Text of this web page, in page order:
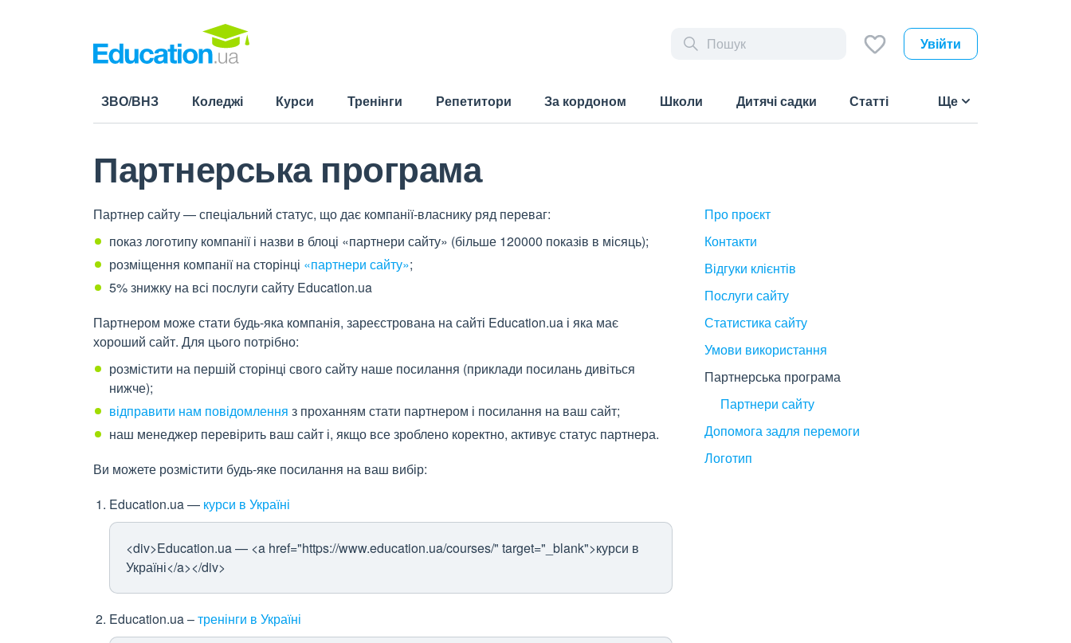
Увійти
ЗВО/ВНЗ Коледжі Курси Тренінги Репетитори За кордоном Школи Дитячі садки Статті Ще
Партнерська програма
Партнер сайту — спеціальний статус, що дає компанії-власнику ряд переваг:
показ логотипу компанії і назви в блоці «партнери сайту» (більше 120000 показів в місяць);
розміщення компанії на сторінці «партнери сайту»;
5% знижку на всі послуги сайту Education.ua
Партнером може стати будь-яка компанія, зареєстрована на сайті Education.ua і яка має
хороший сайт. Для цього потрібно:
розмістити на першій сторінці свого сайту наше посилання (приклади посилань дивіться
нижче);
відправити нам повідомлення з проханням стати партнером і посилання на ваш сайт;
наш менеджер перевірить ваш сайт і, якщо все зроблено коректно, активує статус партнера.
Ви можете розмістити будь-яке посилання на ваш вибір:
Education.ua — курси в Україні
<div>Education.ua — <a href="https://www.education.ua/courses/" target="_blank">курси в
Україні</a></div>
Education.ua –тренінги в Україні
Про проєкт
Контакти
Відгуки клієнтів
Послуги сайту
Статистика сайту
Умови використання
Партнерська програма
Партнери сайту
Допомога задля перемоги
Логотип